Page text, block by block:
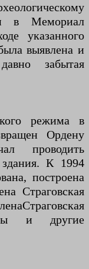
в Мемориал
указанного
выявлена ​​и
забытая
режима в
Ордену
проводить
К 1994
построена
Страговская
​​Страговская
и другие